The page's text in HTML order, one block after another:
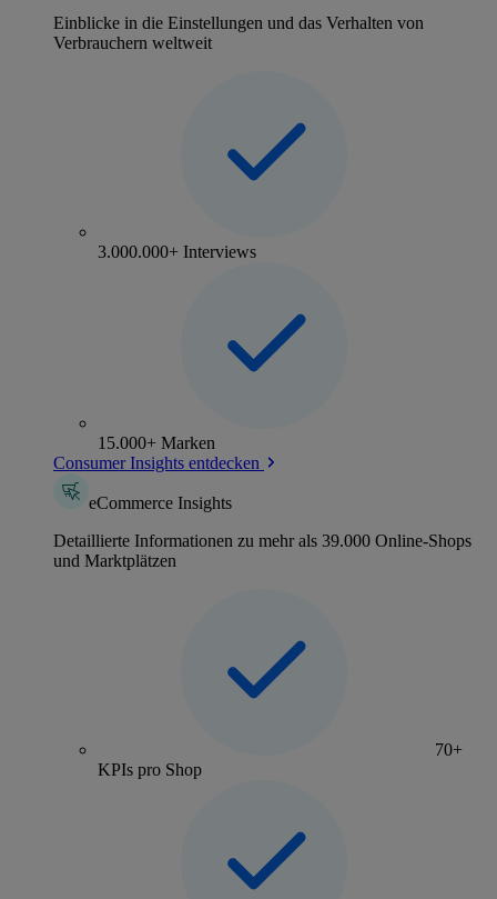
Einblicke in die Einstellungen und das Verhalten von
Verbrauchern weltweit
3.000.000+ Interviews
15.000+ Marken
Consumer Insights entdecken
eCommerce Insights
Detaillierte Informationen zu mehr als 39.000 Online-Shops
und Marktplätzen
70+
KPIs pro Shop